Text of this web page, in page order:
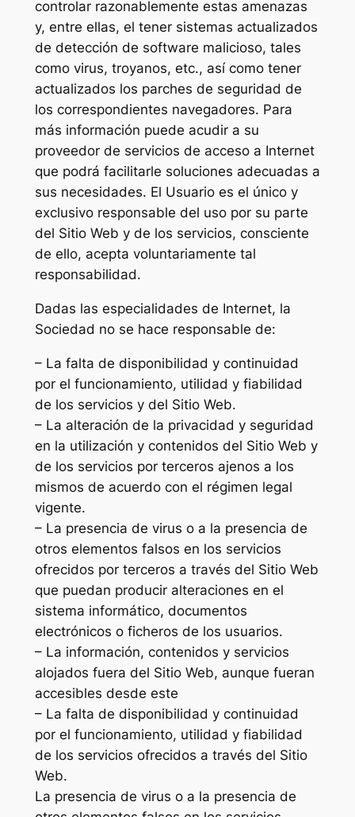
controlar razonablemente estas amenazas
y, entre ellas, el tener sistemas actualizados
de detección de software malicioso, tales
como virus, troyanos, etc., así como tener
actualizados los parches de seguridad de
los correspondientes navegadores. Para
más información puede acudir a su
proveedor de servicios de acceso a Internet
que podrá facilitarle soluciones adecuadas a
sus necesidades. El Usuario es el único y
exclusivo responsable del uso por su parte
del Sitio Web y de los servicios, consciente
de ello, acepta voluntariamente tal
responsabilidad.
Dadas las especialidades de Internet, la
Sociedad no se hace responsable de:
– La falta de disponibilidad y continuidad
por el funcionamiento, utilidad y fiabilidad
de los servicios y del Sitio Web.
– La alteración de la privacidad y seguridad
en la utilización y contenidos del Sitio Web y
de los servicios por terceros ajenos a los
mismos de acuerdo con el régimen legal
vigente.
– La presencia de virus o a la presencia de
otros elementos falsos en los servicios
ofrecidos por terceros a través del Sitio Web
que puedan producir alteraciones en el
sistema informático, documentos
electrónicos o ficheros de los usuarios.
– La información, contenidos y servicios
alojados fuera del Sitio Web, aunque fueran
accesibles desde este
– La falta de disponibilidad y continuidad
por el funcionamiento, utilidad y fiabilidad
de los servicios ofrecidos a través del Sitio
Web.
La presencia de virus o a la presencia de